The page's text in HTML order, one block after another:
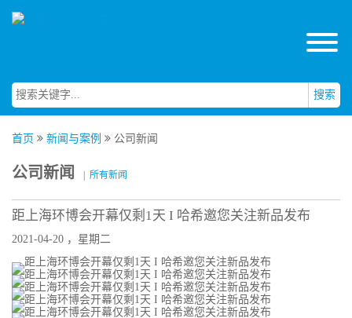
搜索
首页 新闻与案例 公司新闻
公司新闻 所有新闻
距上海环博会开幕仅剩1天 I 哈希邀您关注新品发布
2021-04-20 ，星期二